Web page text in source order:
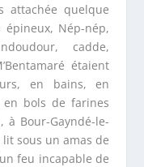
attachée quelque
épineux, Nép-nép,
cadde,
étaient
en bains, en
en bols de farines
Bour-Gayndé-le-
sous un amas de
feu incapable de